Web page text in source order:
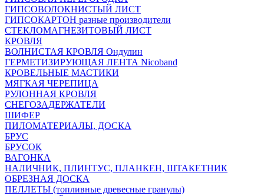
ГИПСОВОЛОКНИСТЫЙ ЛИСТ
ГИПСОКАРТОН разные производители
СТЕКЛОМАГНЕЗИТОВЫЙ ЛИСТ
КРОВЛЯ
ВОЛНИСТАЯ КРОВЛЯ Ондулин
ГЕРМЕТИЗИРУЮЩАЯ ЛЕНТА Nicoband
КРОВЕЛЬНЫЕ МАСТИКИ
МЯГКАЯ ЧЕРЕПИЦА
РУЛОННАЯ КРОВЛЯ
СНЕГОЗАДЕРЖАТЕЛИ
ШИФЕР
ПИЛОМАТЕРИАЛЫ, ДОСКА
БРУС
БРУСОК
ВАГОНКА
НАЛИЧНИК, ПЛИНТУС, ПЛАНКЕН, ШТАКЕТНИК
ОБРЕЗНАЯ ДОСКА
ПЕЛЛЕТЫ (топливные древесные гранулы)